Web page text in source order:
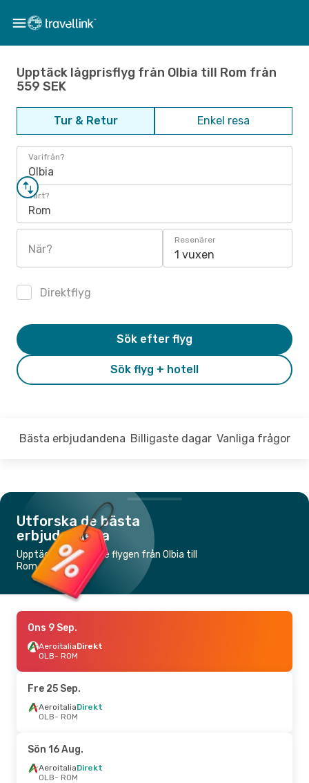
Upptäck lågprisflyg från Olbia till Rom från
559 SEK
Tur & Retur Enkel resa
Varifrån?
Olbia
Vart?
Rom
När?
Resenärer
1 vuxen
Direktflyg
Sök flyg + hotell
Sök efter flyg
Bästa erbjudandena Billigaste dagar Vanliga frågor
Utforska de bästa
erbjudandena
Upptäck de billigaste flygen från Olbia till
Rom
Ons 9 Sep.
AeroitaliaDirekt
OLB- ROM
Fre 25 Sep.
AeroitaliaDirekt
OLB- ROM
Sön 16 Aug.
AeroitaliaDirekt
OLB- ROM